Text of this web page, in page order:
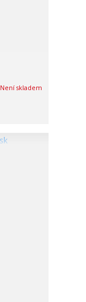
Není skladem